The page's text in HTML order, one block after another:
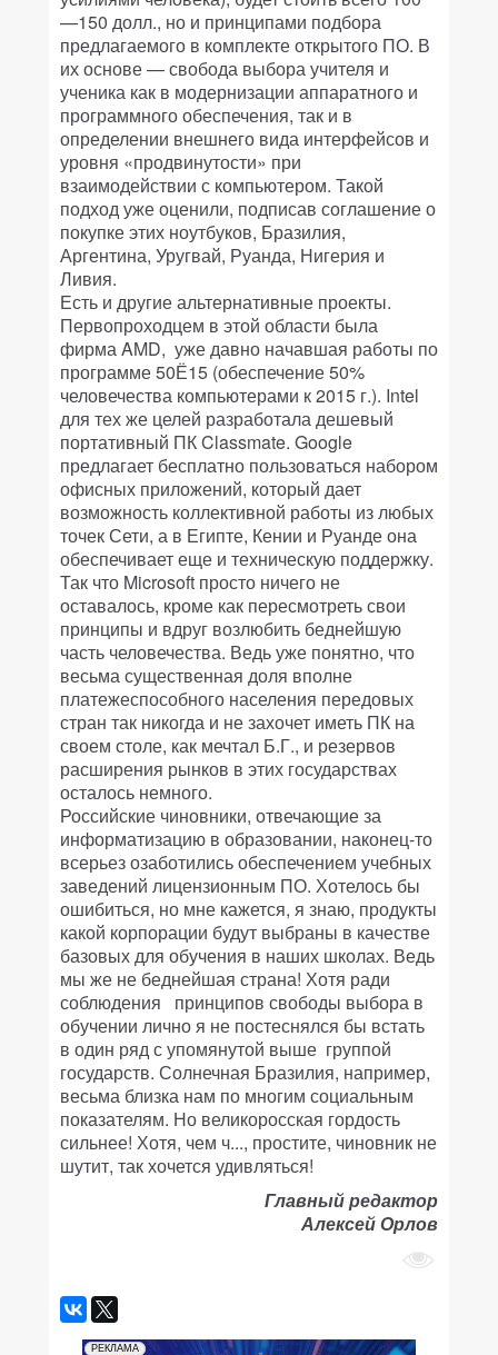
—150 долл., но и принципами подбора
предлагаемого в комплекте открытого ПО. В
их основе — свобода выбора учителя и
ученика как в модернизации аппаратного и
программного обеспечения, так и в
определении внешнего вида интерфейсов и
уровня «продвинутости» при
взаимодействии с компьютером. Такой
подход уже оценили, подписав соглашение о
покупке этих ноутбуков, Бразилия,
Аргентина, Уругвай, Руанда, Нигерия и
Ливия.
Есть и другие альтернативные проекты.
Первопроходцем в этой области была
фирма AMD, уже давно начавшая работы по
программе 50Ё15 (обеспечение 50%
человечества компьютерами к 2015 г.). Intel
для тех же целей разработала дешевый
портативный ПК Classmate. Google
предлагает бесплатно пользоваться набором
офисных приложений, который дает
возможность коллективной работы из любых
точек Сети, а в Египте, Кении и Руанде она
обеспечивает еще и техническую поддержку.
Так что Microsoft просто ничего не
оставалось, кроме как пересмотреть свои
принципы и вдруг возлюбить беднейшую
часть человечества. Ведь уже понятно, что
весьма существенная доля вполне
платежеспособного населения передовых
стран так никогда и не захочет иметь ПК на
своем столе, как мечтал Б.Г., и резервов
расширения рынков в этих государствах
осталось немного.
Российские чиновники, отвечающие за
информатизацию в образовании, наконец-то
всерьез озаботились обеспечением учебных
заведений лицензионным ПО. Хотелось бы
ошибиться, но мне кажется, я знаю, продукты
какой корпорации будут выбраны в качестве
базовых для обучения в наших школах. Ведь
мы же не беднейшая страна! Хотя ради
соблюдения принципов свободы выбора в
обучении лично я не постеснялся бы встать
в один ряд с упомянутой выше группой
государств. Солнечная Бразилия, например,
весьма близка нам по многим социальным
показателям. Но великоросская гордость
сильнее! Хотя, чем ч..., простите, чиновник не
шутит, так хочется удивляться!
Главный редактор
Алексей Орлов
РЕКЛАМА